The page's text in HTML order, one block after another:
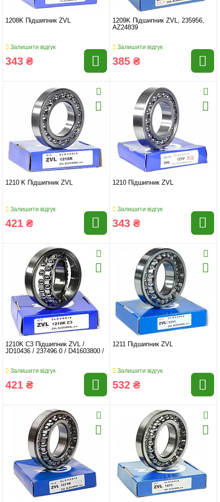
1208K Підшипник ZVL
Залишити відгук
343 ₴
1209K Підшипник ZVL, 235956,
AZ24839
Залишити відгук
385 ₴
1210 K Підшипник ZVL
Залишити відгук
421 ₴
1210 Підшипник ZVL
Залишити відгук
343 ₴
1210K C3 Підшипник ZVL /
JD10436 / 237496.0 / D41603800 /
Залишити відгук
421 ₴
1211 Підшипник ZVL
Залишити відгук
532 ₴